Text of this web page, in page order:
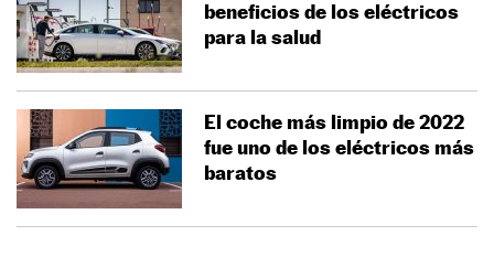
beneficios de los eléctricos
para la salud
El coche más limpio de 2022
fue uno de los eléctricos más
baratos